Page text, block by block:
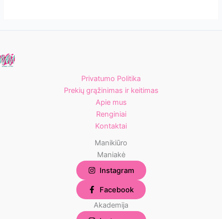
Privatumo Politika
Prekių grąžinimas ir keitimas
Apie mus
Renginiai
Kontaktai
Manikiūro
Maniakė
Instagram
Facebook
Akademija